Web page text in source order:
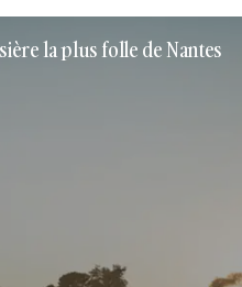
la plus folle de Nantes